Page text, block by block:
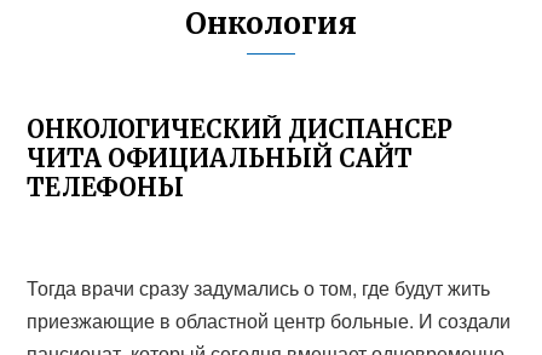
Онкология
ОНКОЛОГИЧЕСКИЙ ДИСПАНСЕР
ЧИТА ОФИЦИАЛЬНЫЙ САЙТ
ТЕЛЕФОНЫ
Тогда врачи сразу задумались о том, где будут жить
приезжающие в областной центр больные. И создали